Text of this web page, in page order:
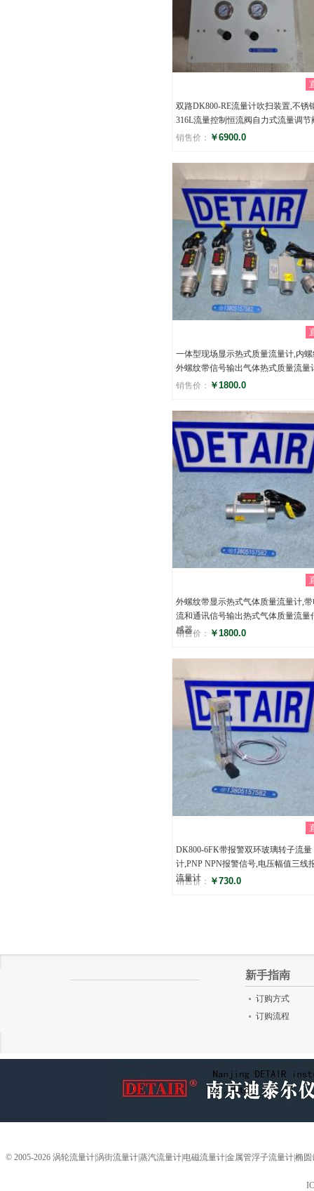
双路DK800-RE流量计吹扫装置,不锈
316L流量控制恒流阀自力式流量调节
销售价： ￥6900.0
评分
一体型现场显示热式质量流量计,内
外螺纹带信号输出气体热式质量流量
销售价： ￥1800.0
评分
()
外螺纹带显示热式气体质量流量计,
流和通讯信号输出热式气体质量流量
感器
销售价： ￥1800.0
评分
DK800-6FK带报警双环玻璃转子流量
计,PNP NPN报警信号,电压幅值三线
流量计
销售价： ￥730.0
新手指南
订购方式
订购流程
© 2005-2026 涡轮流量计|涡街流量计|蒸汽流量计|电磁流量计|金属管浮子流量计|椭